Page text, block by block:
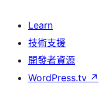
Learn
技術支援
開發者資源
WordPress.tv ↗